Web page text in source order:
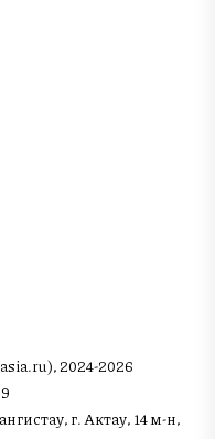
2024-2026
г. Актау, 14 м-н,